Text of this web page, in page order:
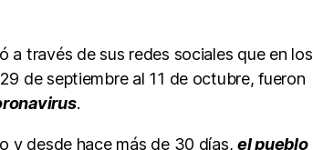
a través de sus redes sociales que en los
de septiembre al 11 de octubre, fueron
.
y desde hace más de 30 días,el pueblo